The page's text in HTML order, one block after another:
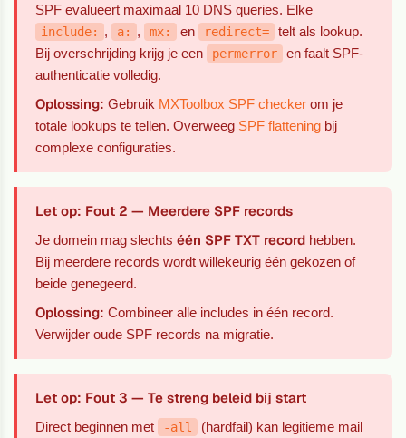
SPF evalueert maximaal 10 DNS queries. Elke
include: , a: , mx: en redirect=
telt als lookup.
Bij overschrijding krijg je een
permerror
en faalt SPF-
authenticatie volledig.
Oplossing: Gebruik MXToolbox SPF checker om je
totale lookups te tellen. Overweeg SPF flattening bij
complexe configuraties.
Let op: Fout 2 — Meerdere SPF records
Je domein mag slechtséén SPF TXT record hebben.
Bij meerdere records wordt willekeurig één gekozen of
beide genegeerd.
Oplossing: Combineer alle includes in één record.
Verwijder oude SPF records na migratie.
Let op: Fout 3 — Te streng beleid bij start
Direct beginnen met -all
(hardfail) kan legitieme mail